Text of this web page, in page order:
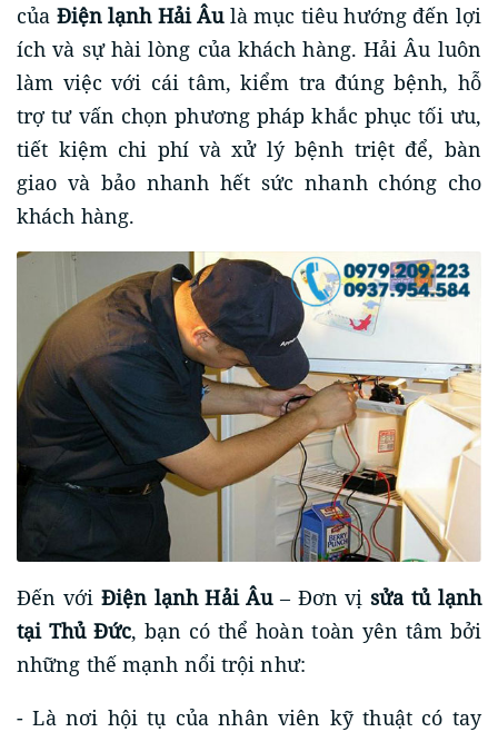
của Điện lạnh Hải Âulà mục tiêu hướng đến lợi
ích và sự hài lòng của khách hàng. Hải Âu luôn
làm việc với cái tâm, kiểm tra đúng bệnh, hỗ
trợ tư vấn chọn phương pháp khắc phục tối ưu,
tiết kiệm chi phí và xử lý bệnh triệt để, bàn
giao và bảo nhanh hết sức nhanh chóng cho
khách hàng.
Đến với Điện lạnh Hải Âu– Đơn vịsửa tủ lạnh
tại Thủ Đức, bạn có thể hoàn toàn yên tâm bởi
những thế mạnh nổi trội như:
- Là nơi hội tụ của nhân viên kỹ thuật có tay